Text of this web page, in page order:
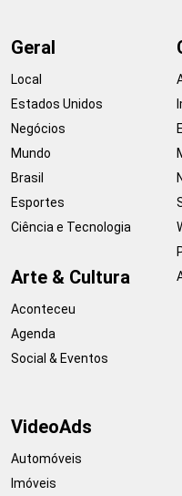
Geral
Local
Estados Unidos
Negócios
Mundo
Brasil
Esportes
Ciência e Tecnologia
Arte & Cultura
Aconteceu
Agenda
Social & Eventos
VideoAds
Automóveis
Imóveis